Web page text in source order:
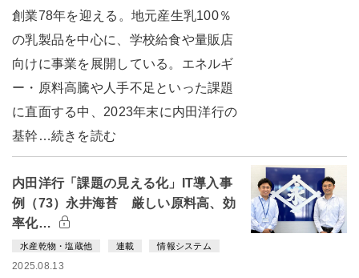
創業78年を迎える。地元産生乳100％
の乳製品を中心に、学校給食や量販店
向けに事業を展開している。エネルギ
ー・原料高騰や人手不足といった課題
に直面する中、2023年末に内田洋行の
基幹…続きを読む
内田洋行「課題の見える化」IT導入事
例（73）永井海苔 厳しい原料高、効
率化…
水産乾物・塩蔵他 連載 情報システム
2025.08.13